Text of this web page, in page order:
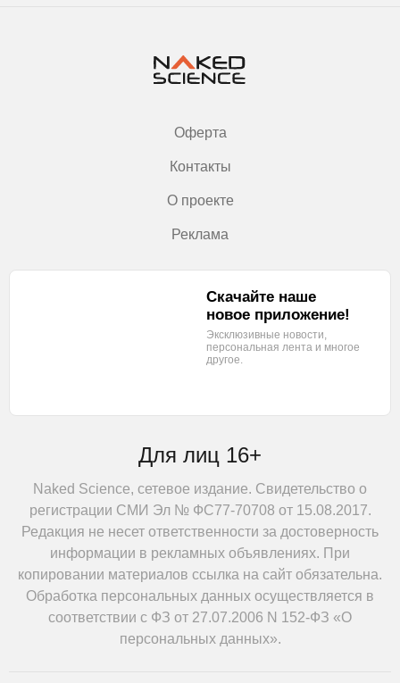
Оферта
Контакты
О проекте
Реклама
Для лиц 16+
Naked Science, сетевое издание. Свидетельство о
регистрации СМИ Эл № ФС77-70708 от 15.08.2017.
Редакция не несет ответственности за достоверность
информации в рекламных объявлениях. При
копировании материалов ссылка на сайт обязательна.
Обработка персональных данных осуществляется в
соответствии с ФЗ от 27.07.2006 N 152-ФЗ «О
персональных данных».
Скачайте наше
новое приложение!
Эксклюзивные новости,
персональная лента и многое
другое.